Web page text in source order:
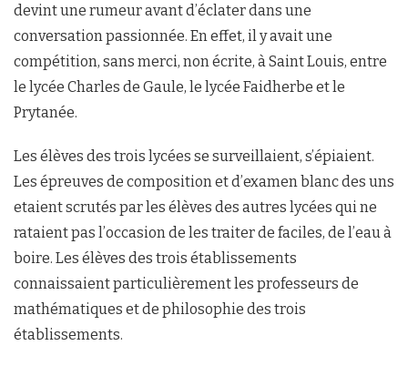
devint une rumeur avant d’éclater dans une
conversation passionnée. En effet, il y avait une
compétition, sans merci, non écrite, à Saint Louis, entre
le lycée Charles de Gaule, le lycée Faidherbe et le
Prytanée.
Les élèves des trois lycées se surveillaient, s’épiaient.
Les épreuves de composition et d’examen blanc des uns
etaient scrutés par les élèves des autres lycées qui ne
rataient pas l’occasion de les traiter de faciles, de l’eau à
boire. Les élèves des trois établissements
connaissaient particulièrement les professeurs de
mathématiques et de philosophie des trois
établissements.